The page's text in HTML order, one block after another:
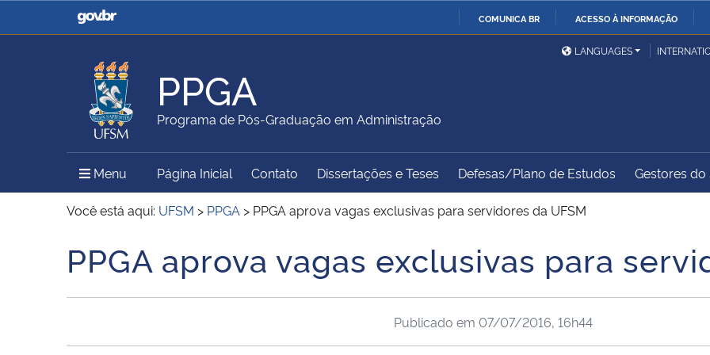
COMUNICA BR ACESSO À INFORMAÇÃO
Casa Civil
Ministério da Justiça e
Ministério da Defesa
Ministério das Relações
Exteriores
Ministério da Agricultura,
Pecuária e Abastecimento
Ministério da Educação
Ministério do Meio Ambiente Ministério do Turismo
Ministério do
Desenvolvimento Regional
Controladoria-Geral da
União
Secretaria de Governo
Gabinete de Segurança
Advocacia-Geral da União Banco Central do Brasil
LANGUAGES
PPGA
Programa de Pós-Graduação em Administração
Menu Menu Principal do Sítio
Página Inicial Contato Dissertações e Teses Defesas/Plano de Estudos Gestores do
Você está aqui: UFSM > PPGA > PPGA aprova vagas exclusivas para servidores da UFSM
Início do conteúdo
PPGA aprova vagas exclusivas para
Publicado em 07/07/2016, 16h44